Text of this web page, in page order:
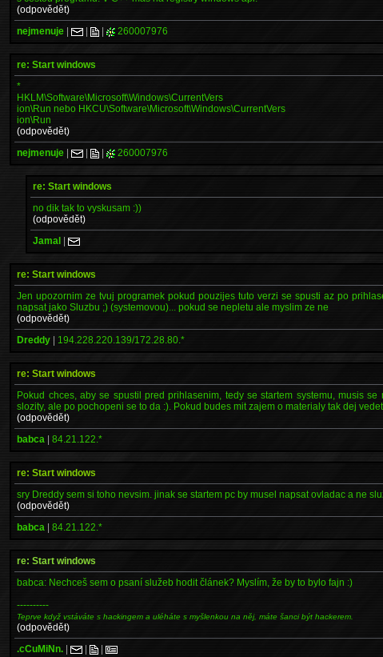
(odpovědět)
nejmenuje | | | 260007976
re: Start windows
*
HKLM\Software\Microsoft\Windows\CurrentVers
ion\Run nebo HKCU\Software\Microsoft\Windows\CurrentVers
ion\Run
(odpovědět)
nejmenuje | | | 260007976
re: Start windows
no dik tak to vyskusam :))
(odpovědět)
Jamal |
re: Start windows
Jen upozornim ze tvuj programek pokud pouzijes tuto verzi se spusti az po
napsat jako Sluzbu ;) (systemovou)... pokud se nepletu ale myslim ze ne
(odpovědět)
Dreddy | 194.228.220.139/172.28.80.*
re: Start windows
Pokud chces, aby se spustil pred prihlasenim, tedy se startem systemu, musis
slozity, ale po pochopeni se to da :). Pokud budes mit zajem o materialy tak dej
(odpovědět)
babca |84.21.122.*
re: Start windows
sry Dreddy sem si toho nevsim. jinak se startem pc by musel napsat ovladac a ne
(odpovědět)
babca |84.21.122.*
re: Start windows
babca: Nechceš sem o psaní služeb hodit článek? Myslím, že by to bylo fajn :)
----------
Teprve když vstáváte s hackingem a uléháte s myšlenkou na něj, máte šanci být hackerem.
(odpovědět)
.cCuMiNn. | | |